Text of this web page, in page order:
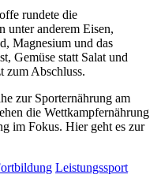
rundete die
unter anderem Eisen,
Magnesium und das
Gemüse statt Salat und
zum Abschluss.
zur Sporternährung am
die Wettkampfernährung
im Fokus. Hier geht es zur
Leistungssport